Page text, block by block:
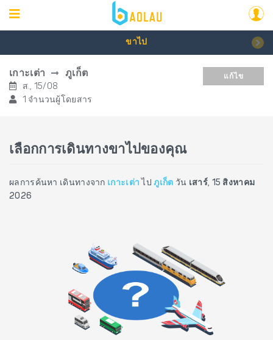
ขาไป
เกาะเต่า ภูเก็ต
ส., 15/08
1 จำนวนผู้โดยสาร
แก้ไข
เลือกการเดินทางขาไปของคุณ
ผลการค้นหา เดินทางจาก เกาะเต่า ไปภูเก็ต วัน เสาร์, 15 สิงหาคม
2026